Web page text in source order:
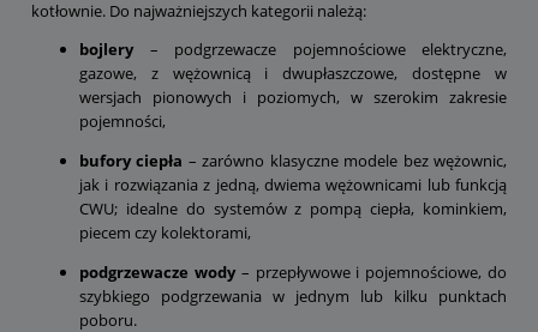
kotłownie. Do najważniejszych kategorii należą:
bojlery – podgrzewacze pojemnościowe elektryczne,
gazowe, z wężownicą i dwupłaszczowe, dostępne w
wersjach pionowych i poziomych, w szerokim zakresie
pojemności,
bufory ciepła – zarówno klasyczne modele bez wężownic,
jak i rozwiązania z jedną, dwiema wężownicami lub funkcją
CWU; idealne do systemów z pompą ciepła, kominkiem,
piecem czy kolektorami,
podgrzewacze wody– przepływowe i pojemnościowe, do
szybkiego podgrzewania w jednym lub kilku punktach
poboru.